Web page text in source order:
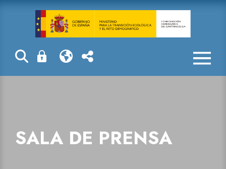
Sala de prensa
SALA DE PRENSA